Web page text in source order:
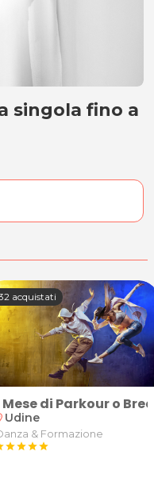
singola
singola fino a
sportivi
acquistati
Mese di Parkour o
Udine
& Formazione
starstarstarstar